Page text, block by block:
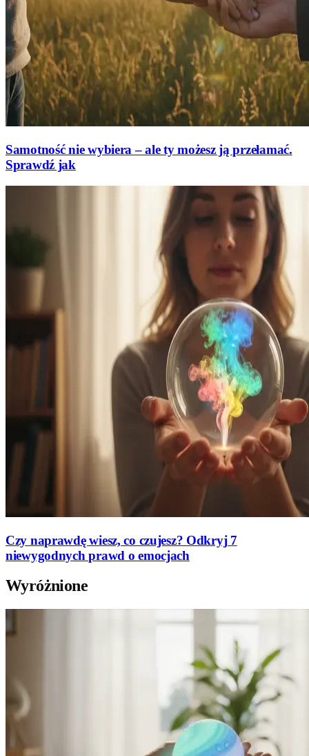
Samotność nie wybiera – ale ty możesz ją przełamać.
Sprawdź jak
Czy naprawdę wiesz, co czujesz? Odkryj 7
niewygodnych prawd o emocjach
Wyróżnione